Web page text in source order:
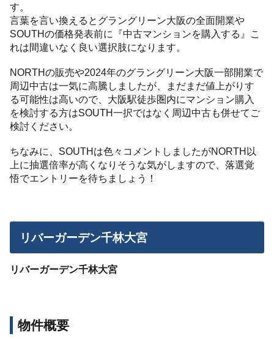
す。
言葉を言い換えるとグラングリーン大阪の全面開業や
SOUTHの価格発表前に『中古マンションを購入する』こ
れは間違いなく良い選択肢になります。
NORTHの販売や2024年のグラングリーン大阪一部開業で
周辺中古は一気に高騰しましたが、まだまだ値上がりす
る可能性は高いので、大阪駅徒歩圏内にマンション購入
を検討する方はSOUTH一択ではなく周辺中古も併せてご
検討ください。
ちなみに、SOUTHは色々コメントしましたがNORTH以
上に抽選倍率が高くなりそうな気がしますので、落選覚
悟でエントリーを待ちましょう！
リバーガーデン千林大宮
リバーガーデン千林大宮
物件概要